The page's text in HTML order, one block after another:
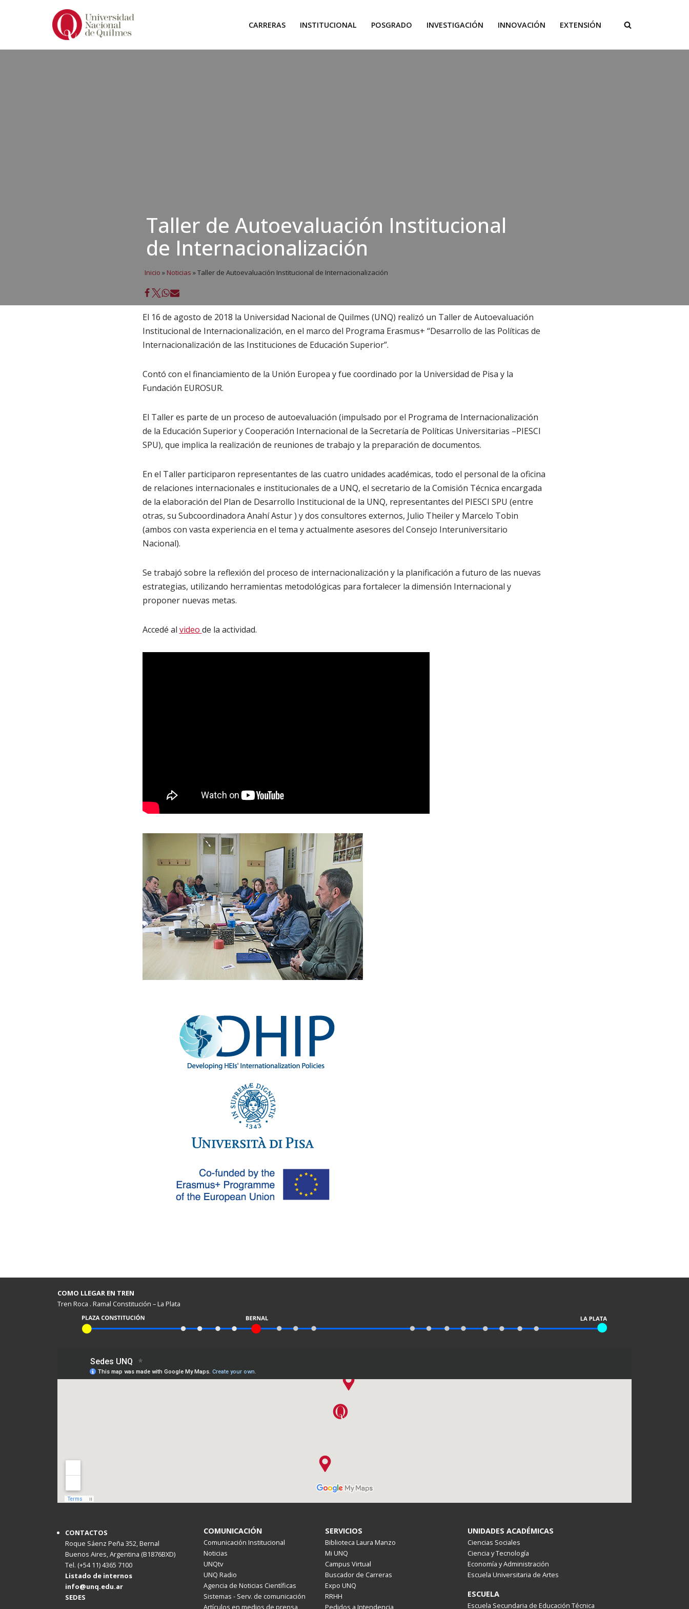
CARRERAS INSTITUCIONAL POSGRADO INVESTIGACIÓN INNOVACIÓN EXTENSIÓN
Taller de Autoevaluación Institucional
de Internacionalización
Inicio » Noticias »Taller de Autoevaluación Institucional de Internacionalización
El 16 de agosto de 2018 la Universidad Nacional de Quilmes (UNQ) realizó un Taller de Autoevaluación
Institucional de Internacionalización, en el marco del Programa Erasmus+ “Desarrollo de las Políticas de
Internacionalización de las Instituciones de Educación Superior”.
Contó con el financiamiento de la Unión Europea y fue coordinado por la Universidad de Pisa y la
Fundación EUROSUR.
El Taller es parte de un proceso de autoevaluación (impulsado por el Programa de Internacionalización
de la Educación Superior y Cooperación Internacional de la Secretaría de Políticas Universitarias –PIESCI
SPU), que implica la realización de reuniones de trabajo y la preparación de documentos.
En el Taller participaron representantes de las cuatro unidades académicas, todo el personal de la oficina
de relaciones internacionales e institucionales de a UNQ, el secretario de la Comisión Técnica encargada
de la elaboración del Plan de Desarrollo Institucional de la UNQ, representantes del PIESCI SPU (entre
otras, su Subcoordinadora Anahí Astur ) y dos consultores externos, Julio Theiler y Marcelo Tobin
(ambos con vasta experiencia en el tema y actualmente asesores del Consejo Interuniversitario
Nacional).
Se trabajó sobre la reflexión del proceso de internacionalización y la planificación a futuro de las nuevas
estrategias, utilizando herramientas metodológicas para fortalecer la dimensión Internacional y
proponer nuevas metas.
Accedé al video de la actividad.
COMO LLEGAR EN TREN
Tren Roca . Ramal Constitución – La Plata
CONTACTOS
Roque Sáenz Peña 352, Bernal
Buenos Aires, Argentina (B1876BXD)
Tel. (+54 11) 4365 7100
Listado de internos
info@unq.edu.ar
SEDES
COMUNICACIÓN
Comunicación Institucional
Noticias
UNQtv
UNQ Radio
Agencia de Noticias Científicas
Sistemas - Serv. de comunicación
Artículos en medios de prensa
SERVICIOS
Biblioteca Laura Manzo
Mi UNQ
Campus Virtual
Buscador de Carreras
Expo UNQ
RRHH
Pedidos a Intendencia
UNIDADES ACADÉMICAS
Ciencias Sociales
Ciencia y Tecnología
Economía y Administración
Escuela Universitaria de Artes
ESCUELA
Escuela Secundaria de Educación Técnica